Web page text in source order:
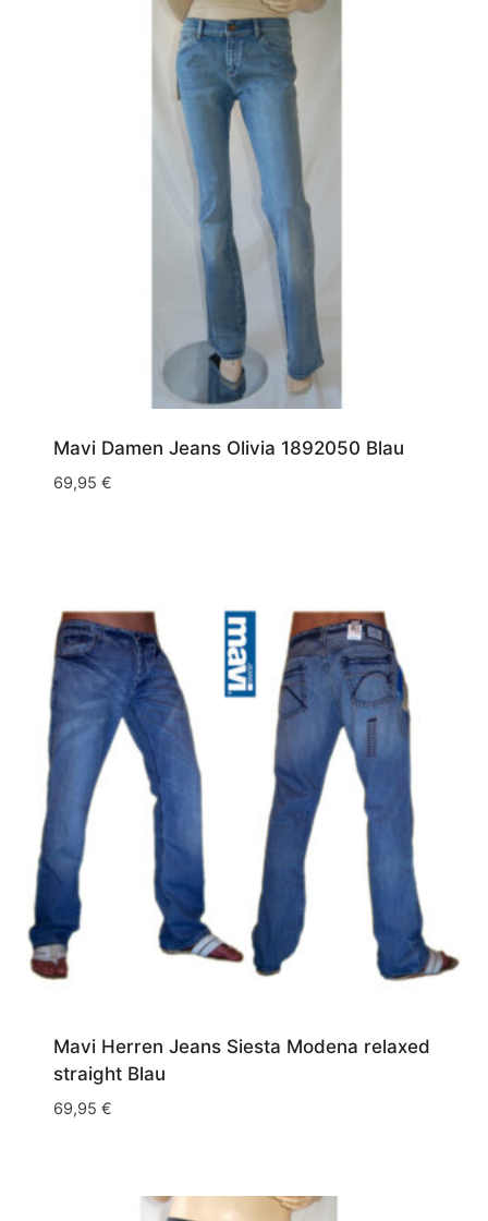
Mavi Damen Jeans Olivia 1892050 Blau
69,95 €
Mavi Herren Jeans Siesta Modena relaxed
straight Blau
69,95 €